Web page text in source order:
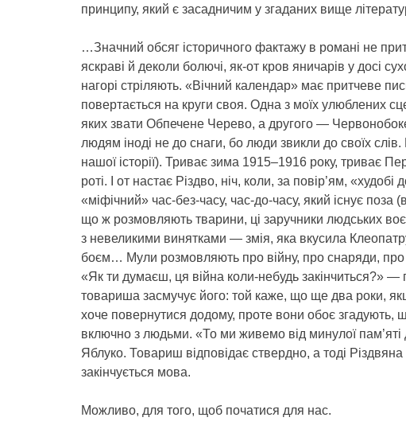
принципу, який є засадничим у згаданих вище
…Значний обсяг історичного фактажу в романі не
яскраві й деколи болючі, як-от кров яничарів у досі
нагорі стріляють. «Вічний календар» має притчеве
повертається на круги своя. Одна з моїх улюблених
яких звати Обпечене Черево, а другого —
людям іноді не до снаги, бо люди звикли до своїх
нашої історії). Триває зима 1915–1916 року, триває
роті. І от настає Різдво, ніч, коли, за повір’ям,
«міфічний» час-без-часу, час-до-часу, який існує
що ж розмовляють тварини, ці заручники людських
з невеликими винятками — змія, яка вкусила
боєм… Мули розмовляють про війну, про снаряди, про
«Як ти думаєш, ця війна коли-небудь закінчиться?»
товариша засмучує його: той каже, що ще два роки,
хоче повернутися додому, проте вони обоє згадують,
включно з людьми. «То ми живемо від минулої
Яблуко. Товариш відповідає ствердно, а тоді Різдвяна
закінчується мова.
Можливо, для того, щоб початися для нас.